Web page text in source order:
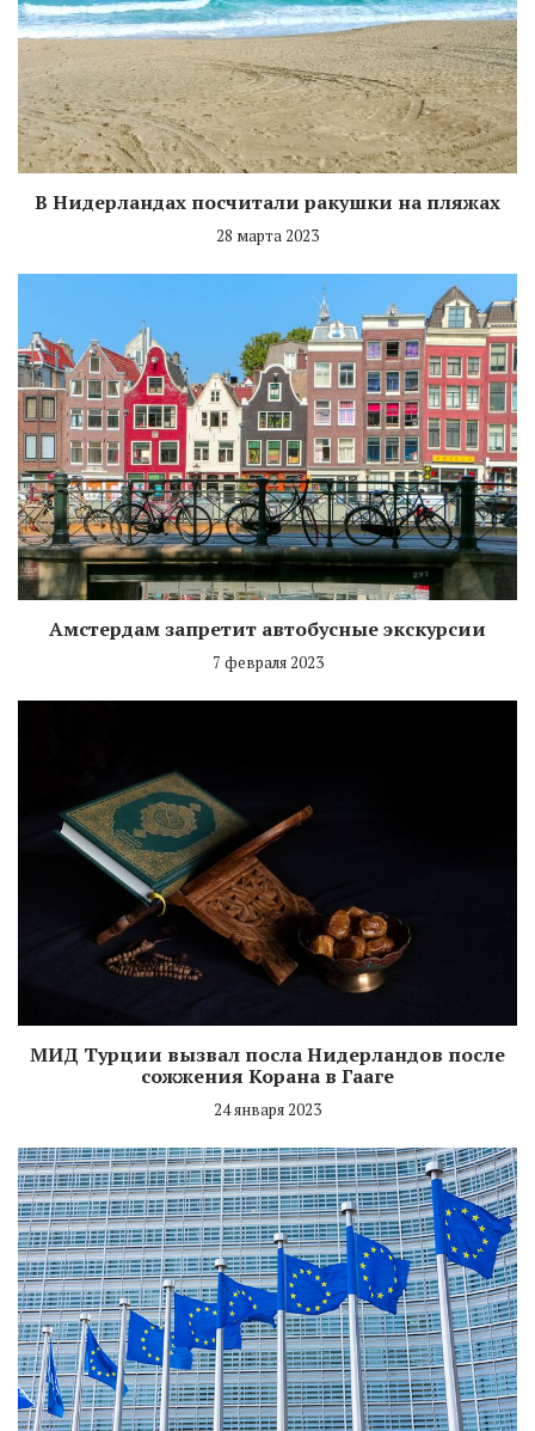
В Нидерландах посчитали ракушки на пляжах
28 марта 2023
Амстердам запретит автобусные экскурсии
7 февраля 2023
МИД Турции вызвал посла Нидерландов после
сожжения Корана в Гааге
24 января 2023